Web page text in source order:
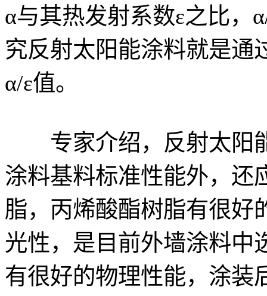
α与其热发射系数ε之比，
究反射太阳能涂料就是通
α/ε值。
专家介绍，反射太阳
涂料基料标准性能外，还
脂，丙烯酸酯树脂有很好
光性，是目前外墙涂料中
有很好的物理性能，涂装